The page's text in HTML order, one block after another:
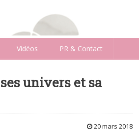
Vidéos PR & Contact
univers et sa
20 mars 2018